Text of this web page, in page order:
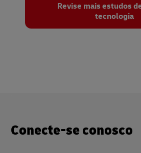
Revise mais estudos
tecnologia
Conecte-se conosco